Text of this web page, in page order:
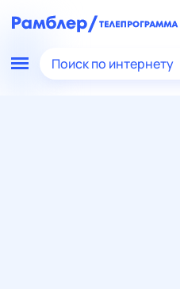
Поиск по интернету